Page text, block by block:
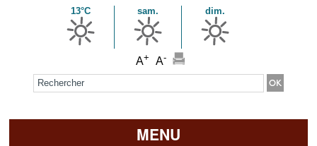
13°C sam. dim.
A+ A-
Formulaire de recherche
MENU